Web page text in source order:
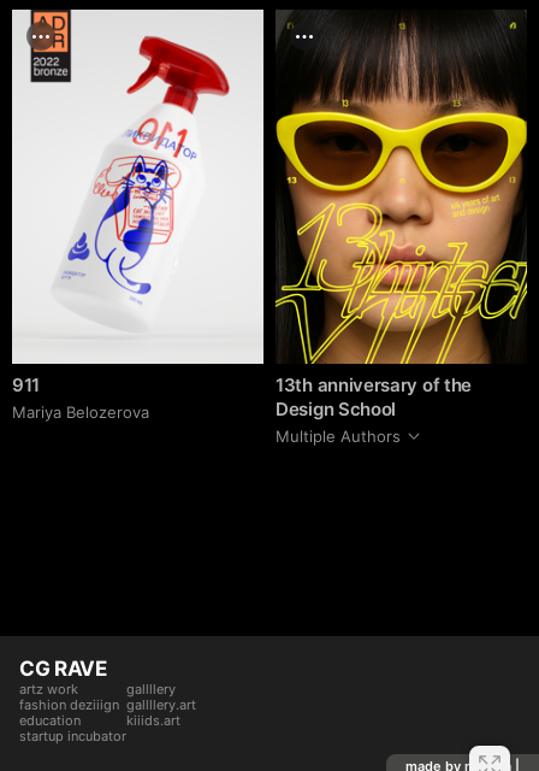
911
Mariya Belozerova
13th anniversary of the
Design School
Multiple Authors
CG RAVE
artz work
fashion deziiign
education
startup incubator
gallllery
gallllery.art
kiiids.art
made by mediiia |